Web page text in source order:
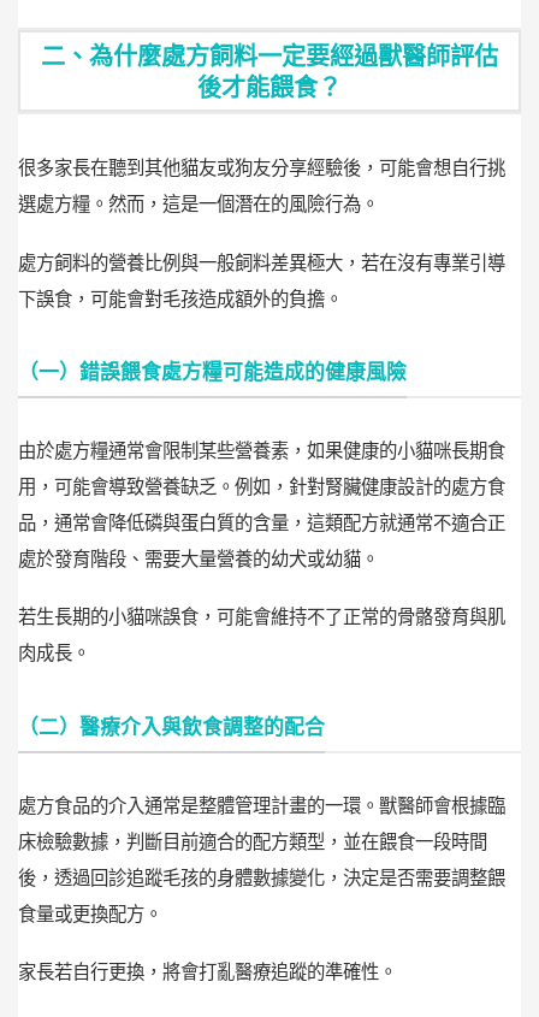
二、為什麼處方飼料一定要經過獸醫師評估
後才能餵食？
很多家長在聽到其他貓友或狗友分享經驗後，可能會想自行挑
選處方糧。然而，這是一個潛在的風險行為。
處方飼料的營養比例與一般飼料差異極大，若在沒有專業引導
下誤食，可能會對毛孩造成額外的負擔。
（一）錯誤餵食處方糧可能造成的健康風險
由於處方糧通常會限制某些營養素，如果健康的小貓咪長期食
用，可能會導致營養缺乏。例如，針對腎臟健康設計的處方食
品，通常會降低磷與蛋白質的含量，這類配方就通常不適合正
處於發育階段、需要大量營養的幼犬或幼貓。
若生長期的小貓咪誤食，可能會維持不了正常的骨骼發育與肌
肉成長。
（二）醫療介入與飲食調整的配合
處方食品的介入通常是整體管理計畫的一環。獸醫師會根據臨
床檢驗數據，判斷目前適合的配方類型，並在餵食一段時間
後，透過回診追蹤毛孩的身體數據變化，決定是否需要調整餵
食量或更換配方。
家長若自行更換，將會打亂醫療追蹤的準確性。